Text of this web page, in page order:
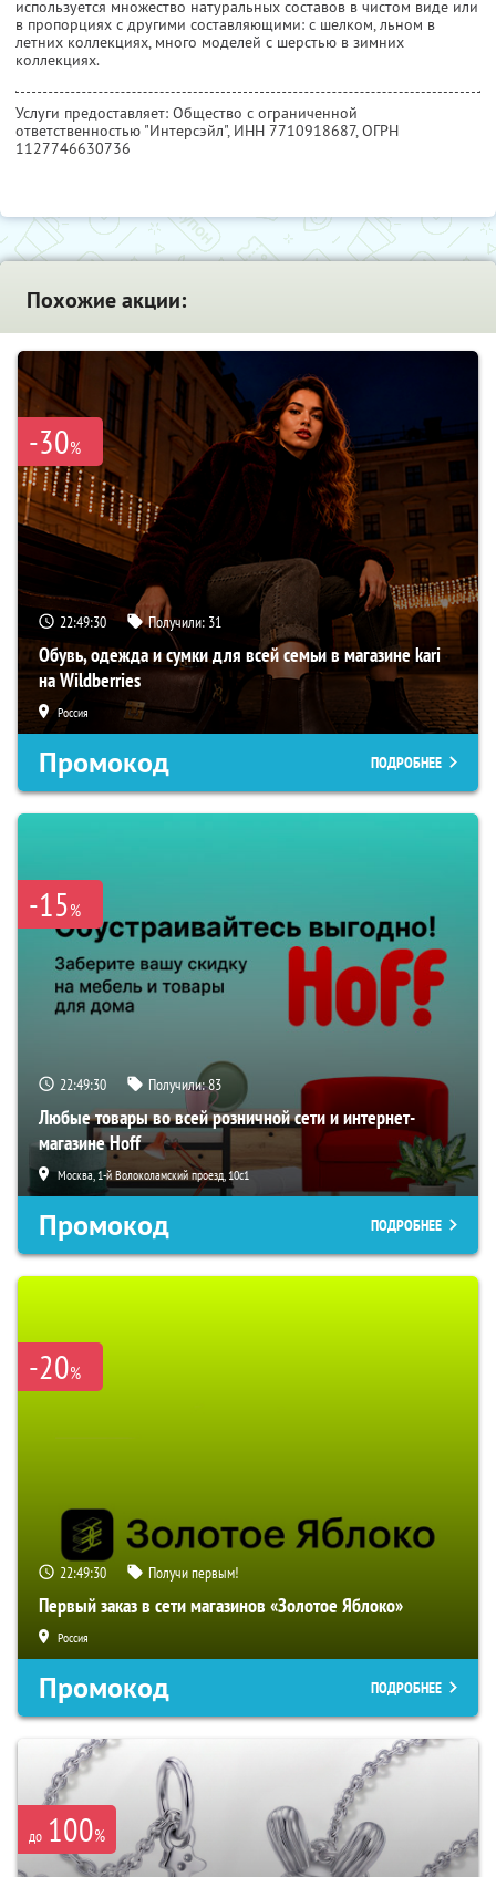
используется множество натуральных составов в чистом виде или
в пропорциях с другими составляющими: с шелком, льном в
летних коллекциях, много моделей с шерстью в зимних
коллекциях.
Услуги предоставляет: Общество с ограниченной
ответственностью "Интерсэйл", ИНН 7710918687, ОГРН
1127746630736
Похожие акции:
-30%
22:49:29 Получили: 31
Обувь, одежда и сумки для всей семьи в магазине kari
на Wildberries
Россия
Промокод ПОДРОБНЕЕ
-15%
22:49:29 Получили:83
Любые товары во всей розничной сети и интернет-
магазине Hoff
Москва, 1-й Волоколамский проезд, 10с1
Промокод ПОДРОБНЕЕ
-20%
22:49:29 Получи первым!
Первый заказ в сети магазинов «Золотое Яблоко»
Россия
Промокод ПОДРОБНЕЕ
до 100%